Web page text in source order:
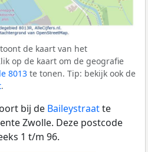
de kaart van het
op de kaart om de geografie
8013 te tonen. Tip: bekijk ook de
.
bij de Baileystraatte
Zwolle. Deze postcode
1 t/m 96.